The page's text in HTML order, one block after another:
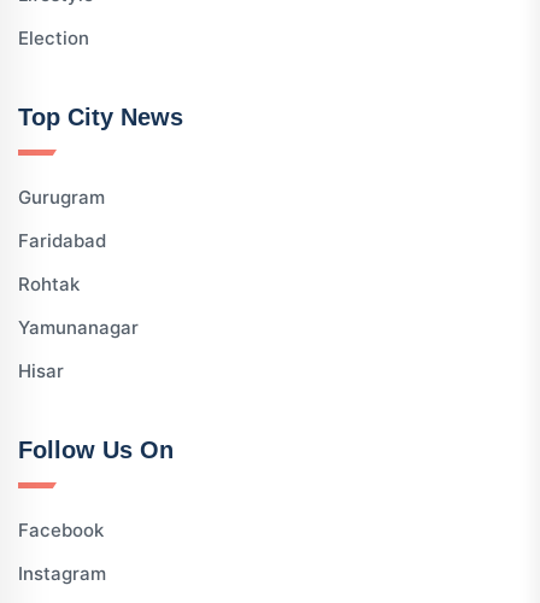
Election
Top City News
Gurugram
Faridabad
Rohtak
Yamunanagar
Hisar
Follow Us On
Facebook
Instagram